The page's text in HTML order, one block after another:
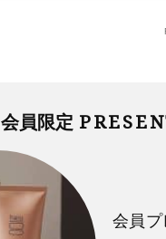
会員限定
会員プ